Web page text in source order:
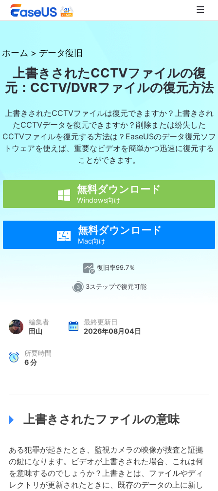
EaseUS
ホーム > データ復旧
上書きされたCCTVファイルの復
元：CCTV/DVRファイルの復元方法
上書きされたCCTVファイルは復元できますか？上書きされ
たCCTVデータを復元できますか？削除または紛失した
CCTVファイルを復元する方法は？EaseUSのデータ復元ソフ
トウェアを使えば、重要なビデオを簡単かつ迅速に復元する
ことができます。
 無料ダウンロード
Windows向け
 無料ダウンロード
Mac向け
復旧率99.7％
3ステップで復元可能
編集者
田山
最終更新日
2026年08月04日
所要時間
6分
上書きされたファイルの意味
ある犯罪が起きたとき、監視カメラの映像が捜査と証拠
の鍵になります。ビデオが上書きされた場合、これは何
を意味するのでしょうか？上書きとは、ファイルやディ
レクトリが更新されたときに、既存のデータの上に新し